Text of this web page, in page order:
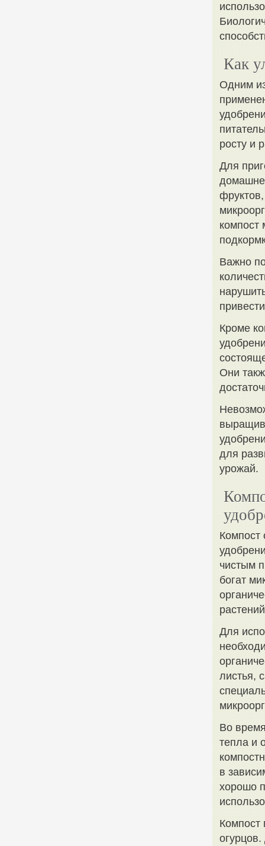
Как
Одним
росту и
Для
компост
Важно
Кроме
Они
для
урожай.
Компост
чистым
богат
Для
листья,
Во
тепла и
в
хорошо
Компост